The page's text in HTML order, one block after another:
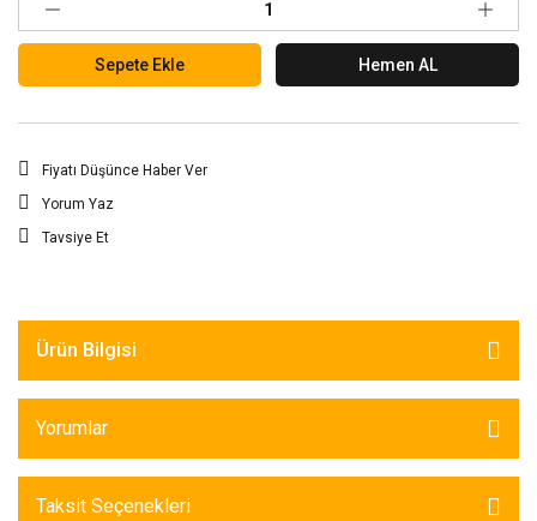
Sepete Ekle Hemen AL
Fiyatı Düşünce Haber Ver
Yorum Yaz
Tavsiye Et
Ürün Bilgisi
Yorumlar
Taksit Seçenekleri